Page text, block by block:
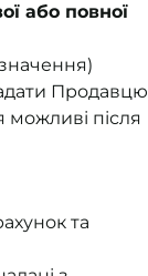
або повної
Продавцю
можливі після
та